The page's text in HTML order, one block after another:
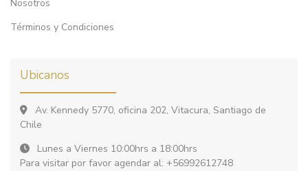
Nosotros
Términos y Condiciones
Ubicanos
Av. Kennedy 5770, oficina 202, Vitacura, Santiago de
Chile
Lunes a Viernes 10:00hrs a 18:00hrs
Para visitar por favor agendar al: +56992612748